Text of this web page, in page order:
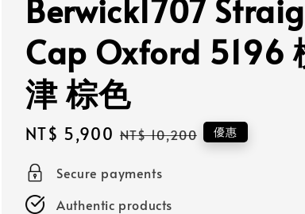
Berwick1707
Cap Oxford 5196
津 棕色
Sale
price
NT$ 5,900 Regular
NT$ 10,200 優惠
Secure payments
Authentic products